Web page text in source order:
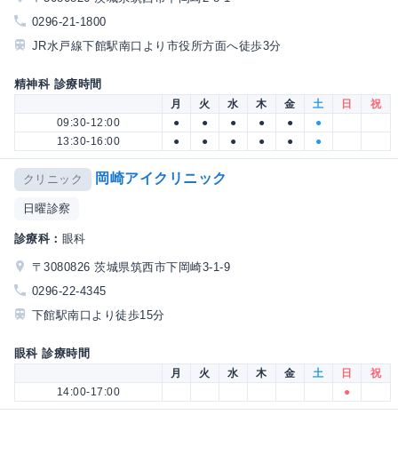
0296-21-1800
JR水戸線下館駅南口より市役所方面へ徒歩3分
精神科 診療時間
月 火 水 木 金 土 日
祝
09:30-12:00
● ● ● ● ●
●
13:30-16:00
● ● ● ● ● ●
クリニック 岡崎アイクリニック
日曜診察
診療科： 眼科
〒3080826 茨城県筑西市下岡崎3-1-9
0296-22-4345
下館駅南口より徒歩15分
眼科 診療時間
月 火 水 木 金 土 日
祝
14:00-17:00
●